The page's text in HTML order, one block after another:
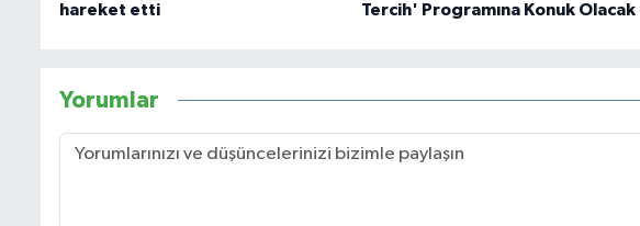
hareket etti
Tercih' Programına Konuk Olacak
Yorumlar